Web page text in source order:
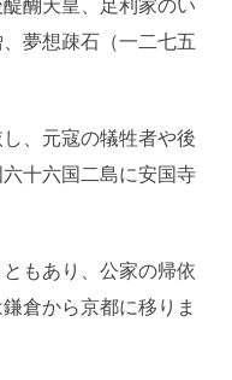
醐天皇、足利家のい
夢想疎石（一二七五
、元寇の犠牲者や後
十六国二島に安国寺
もあり、公家の帰依
倉から京都に移りま